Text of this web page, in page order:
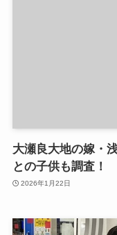
大瀬良大地の嫁・
との子供も調査！
2026年1月22日